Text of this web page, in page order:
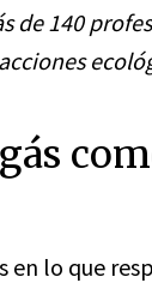
de 140
en lo que